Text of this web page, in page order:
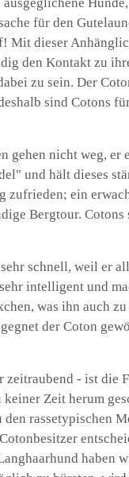
für den
Mit dieser
den Kontakt zu
zu sein. Der
sind Cotons
gehen nicht weg, er
und hält dieses
zufrieden; ein
Bergtour. Cotons
schnell, weil er
intelligent und
was ihn auch zu
der Coton
zeitraubend - ist die
Zeit herum
rassetypischen
haben